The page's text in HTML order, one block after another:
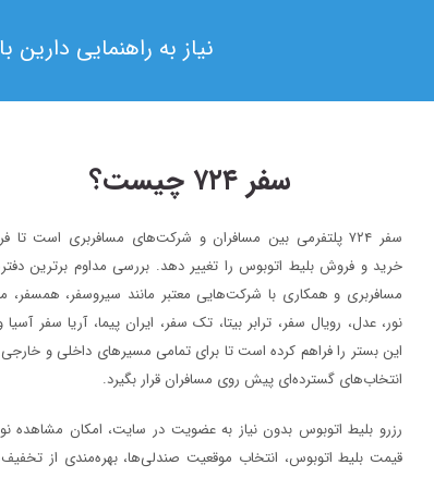
نیاز به راهنمایی
سفر ۷۲۴ چیست؟
سفر ۷۲۴ پلتفرمی بین مسافران و شرکت‌های مسافربری است تا
خرید و فروش بلیط اتوبوس را تغییر دهد. بررسی مداوم برترین
مسافربری و همکاری با شرکت‌هایی معتبر مانند سیروسفر، همسفر،
نور، عدل، رویال سفر، ترابر بیتا، تک سفر، ایران پیما، آریا سفر
این بستر را فراهم کرده است تا برای تمامی مسیرهای داخلی و
انتخاب‌های گسترده‌ای پیش روی مسافران قرار بگیرد.
رزرو بلیط اتوبوس بدون نیاز به عضویت در سایت، امکان مشاهده
قیمت بلیط اتوبوس، انتخاب موقعیت صندلی‌ها، بهره‌مندی از
۱۳۹۸/۴/۶
حضور سفر۷۲۴ در دومین رویداد بهار کارآفرینان استارتاپی تبریز
سفر۷۲۴ خبر
۱۳۹۷/۹/۱
اصفهان برگزار خواهد شد.